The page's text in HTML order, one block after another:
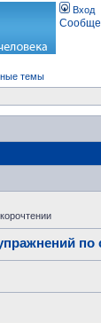
Вход
темы
по